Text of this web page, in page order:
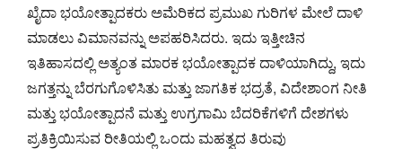
ಖೈದಾ ಭಯೋತ್ಪಾದಕರು ಅಮೆರಿಕದ ಪ್ರಮುಖ ಗುರಿಗಳ ಮೇಲೆ ದಾಳಿ
ಮಾಡಲು ವಿಮಾನವನ್ನು ಅಪಹರಿಸಿದರು. ಇದು ಇತ್ತೀಚಿನ
ಇತಿಹಾಸದಲ್ಲಿ ಅತ್ಯಂತ ಮಾರಕ ಭಯೋತ್ಪಾದಕ ದಾಳಿಯಾಗಿದ್ದು, ಇದು
ಜಗತ್ತನ್ನು ಬೆರಗುಗೊಳಿಸಿತು ಮತ್ತು ಜಾಗತಿಕ ಭದ್ರತೆ, ವಿದೇಶಾಂಗ ನೀತಿ
ಮತ್ತು ಭಯೋತ್ಪಾದನೆ ಮತ್ತು ಉಗ್ರಗಾಮಿ ಬೆದರಿಕೆಗಳಿಗೆ ದೇಶಗಳು
ಪ್ರತಿಕ್ರಿಯಿಸುವ ರೀತಿಯಲ್ಲಿ ಒಂದು ಮಹತ್ವದ ತಿರುವು